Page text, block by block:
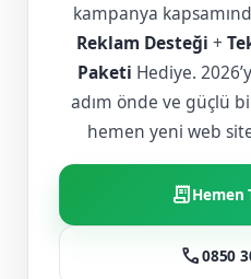
kampanya
Reklam Desteği +
Paketi Hediye.
adım önde ve güçlü
hemen yeni web
receipt_longHemen
call0850